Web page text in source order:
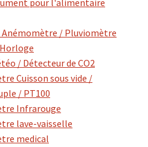
pour l'alimentaire
Anémomètre / Pluviomètre
/ Détecteur de CO2
Cuisson sous vide /
/ PT100
Infrarouge
lave-vaisselle
medical